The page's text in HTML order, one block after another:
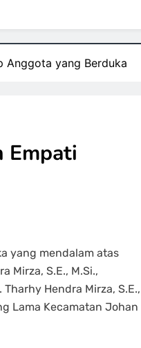
Anggota yang Berduka
Empati
yang mendalam atas
Mirza, S.E., M.Si.,
Hendra Mirza, S.E.,
Lama Kecamatan Johan